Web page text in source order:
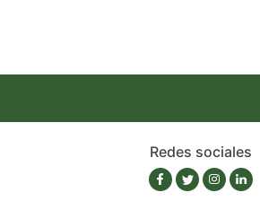
Redes sociales